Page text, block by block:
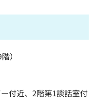
）
付近、2階第1談話室付